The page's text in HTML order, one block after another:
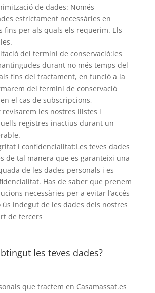
de dades: Només
estrictament necessàries en
fins per als quals els requerim. Els
del termini de conservació:les
durant no més temps del
fins del tractament, en funció a la
del termini de conservació
el cas de subscripcions,
les nostres llistes i
registres inactius durant un
i confidencialitat:Les teves dades
de tal manera que es garanteixi una
de les dades personals i es
Has de saber que prenem
necessàries per a evitar l’accés
indegut de les dades dels nostres
de tercers
les teves dades?
que tractem en Casamassat.es